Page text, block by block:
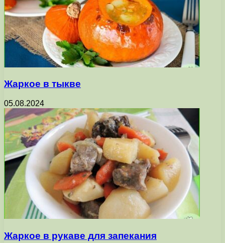
Жаркое в тыкве
05.08.2024
Жаркое в рукаве для запекания